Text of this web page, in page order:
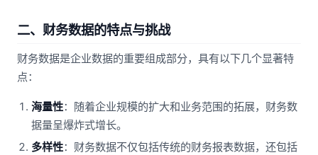
二、财务数据的特点与挑战
财务数据是企业数据的重要组成部分，具有以下几个显著特
点：
海量性：随着企业规模的扩大和业务范围的拓展，财务数
据量呈爆炸式增长。
多样性：财务数据不仅包括传统的财务报表数据，还包括